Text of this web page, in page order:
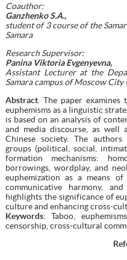
Coauthor:
Ganzhenko S.A.,
student of 3 course of the
Samara
Research Supervisor:
Panina Viktoria Evgenyevna,
Assistant Lecturer at the
Samara campus of Moscow
Abstract. The paper examines
euphemisms as a linguistic
is based on an analysis of
and media discourse, as well
Chinese society. The
groups (political, social,
formation mechanisms:
borrowings, wordplay, and
euphemization as a means
communicative harmony,
highlights the significance of
culture and enhancing cross-
Keywords: Taboo,
censorship, cross-cultural